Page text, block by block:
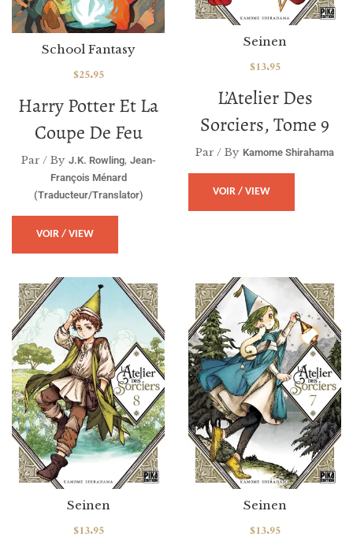
Harry Potter Et La
Coupe De Feu
School Fantasy
$25.95
Par / By J.K. Rowling, Jean-
François Ménard
(traducteur/translator)
VOIR / VIEW
L’Atelier Des
Sorciers, Tome 9
Seinen
$13.95
Par / By Kamome Shirahama
VOIR / VIEW
Seinen
$13.95
Seinen
$13.95